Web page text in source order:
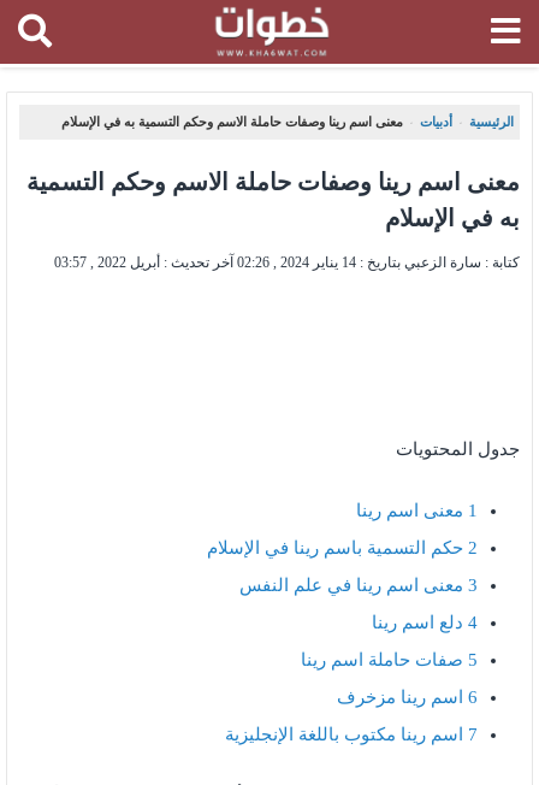
الرئيسية ، أدبيات ، معنى اسم رينا وصفات حاملة الاسم وحكم التسمية به في الإسلام
معنى اسم رينا وصفات حاملة الاسم وحكم التسمية
به في الإسلام
كتابة : سارة الزعبي بتاريخ : 14 يناير 2024 , 02:26 آخر تحديث : أبريل 2022 , 03:57
جدول المحتويات
1 معنى اسم رينا
2 حكم التسمية باسم رينا في الإسلام
3 معنى اسم رينا في علم النفس
4 دلع اسم رينا
5 صفات حاملة اسم رينا
6 اسم رينا مزخرف
7 اسم رينا مكتوب باللغة الإنجليزية